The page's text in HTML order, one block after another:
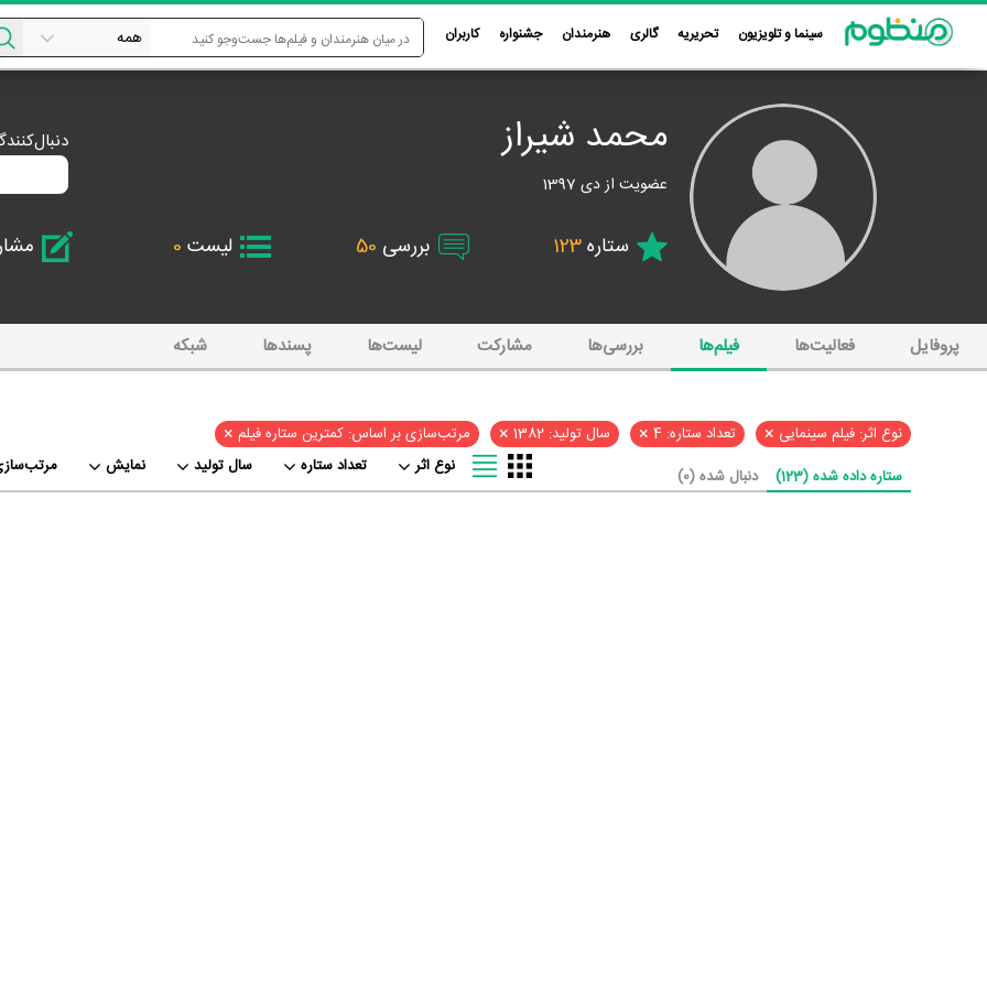
سینما و تلویزیون تحریریه گالری هنرمندان جشنواره کاربران
محمد شیراز
عضویت از دی 1397
ستاره123 بررسی 50 لیست 0
پروفایل فعالیت‌ها فیلم‌ها بررسی‌ها مشارکت لیست‌ها پسند‌ها شبکه
نوع اثر: فیلم سینمایی × تعداد ستاره: 4 × سال تولید: 1382 × مرتب‌سازی بر اساس: کمترین ستاره فیلم ×
ستاره داده شده (123) دنبال شده (0) نمایش سال تولید تعداد ستاره نوع اثر